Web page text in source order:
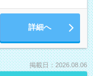
詳細へ
掲載日：2026.08.06